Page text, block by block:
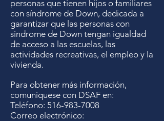
personas que tienen hijos o familiares
con síndrome de Down, dedicada a
garantizar que las personas con
síndrome de Down tengan igualdad
de acceso a las escuelas, las
actividades recreativas, el empleo y la
vivienda.
Para obtener más información,
comuníquese con DSAF en:
Teléfono: 516-983-7008
Correo electrónico: